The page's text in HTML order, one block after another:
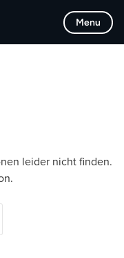
Menu
leider nicht finden.